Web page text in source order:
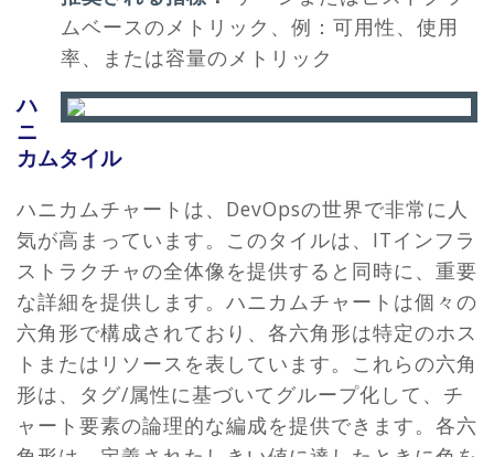
ムベースのメトリック、例：可用性、使用
率、または容量のメトリック
ハ
ニ
カムタイル
ハニカムチャートは、DevOpsの世界で非常に人
気が高まっています。このタイルは、ITインフラ
ストラクチャの全体像を提供すると同時に、重要
な詳細を提供します。ハニカムチャートは個々の
六角形で構成されており、各六角形は特定のホス
トまたはリソースを表しています。これらの六角
形は、タグ/属性に基づいてグループ化して、チ
ャート要素の論理的な編成を提供できます。各六